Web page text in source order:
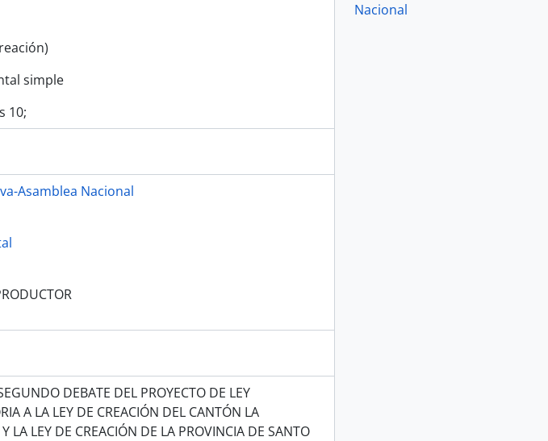
simple
10;
Asamblea Nacional
DEBATE DEL PROYECTO DE LEY
A LA LEY DE CREACIÓN DEL CANTÓN LA
LA LEY DE CREACIÓN DE LA PROVINCIA DE SANTO
Nacional